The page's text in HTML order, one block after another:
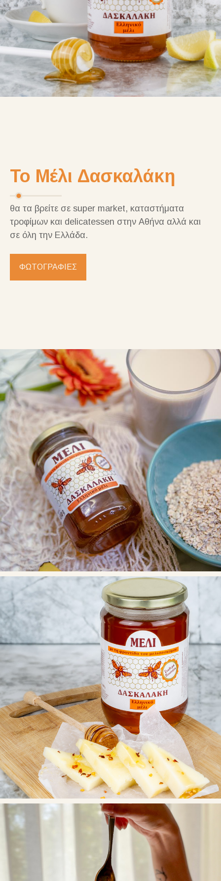
Το Μέλι Δασκαλάκη
θα τα βρείτε σε super market, καταστήματα
τροφίμων και delicatessen στην Αθήνα αλλά και
σε όλη την Ελλάδα.
ΦΩΤΟΓΡΑΦΙΕΣ